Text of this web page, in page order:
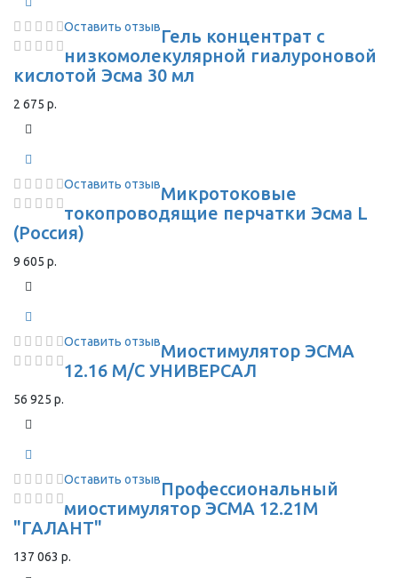
Оставить отзывГель концентрат с
низкомолекулярной гиалуроновой
кислотой Эсма 30 мл
2 675 р.
Оставить отзывМикротоковые
токопроводящие перчатки Эсма L
(Россия)
9 605 р.
Оставить отзывМиостимулятор ЭСМА
12.16 М/С УНИВЕРСАЛ
56 925 р.
Оставить отзывПрофессиональный
миостимулятор ЭСМА 12.21М
"ГАЛАНТ"
137 063 р.